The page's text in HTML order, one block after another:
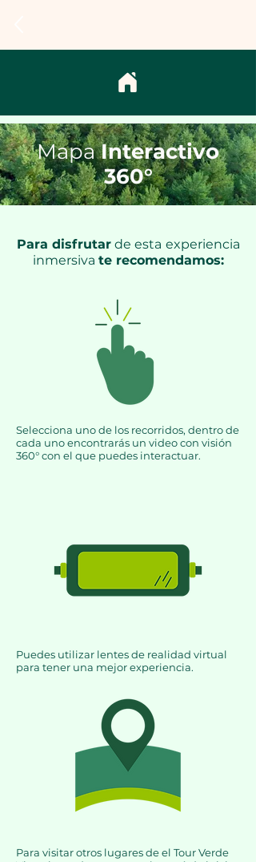
MapaInteractivo
360°
Para disfrutarde esta experiencia
inmersiva te recomendamos:
Selecciona uno de los recorridos, dentro de
cada uno encontrarás un video con visión
360° con el que puedes interactuar.
Puedes utilizar lentes de realidad virtual
para tener una mejor experiencia.
Para visitar otros lugares de el Tour Verde